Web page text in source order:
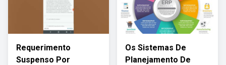
Requerimento
Suspenso Por
Os Sistemas De
Planejamento De